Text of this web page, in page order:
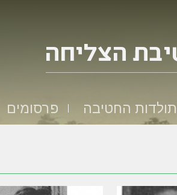
תולדות החטיבה פרסומים